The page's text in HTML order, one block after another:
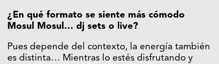
¿En qué formato se siente más cómodo
Mosul Mosul… dj sets o live?
Pues depende del contexto, la energía también
es distinta… Mientras lo estés disfrutando y